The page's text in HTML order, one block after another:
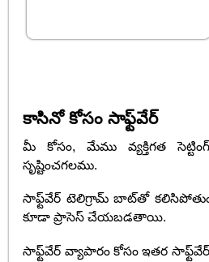
కాసినో కోసం సాఫ్ట్‌వేర్
మీ కోసం, మేము వ్యక్తిగత
సృష్టించగలము.
సాఫ్ట్‌వేర్ టెలిగ్రామ్ బాట్‌తో
కూడా ప్రాసెస్ చేయబడతాయి.
సాఫ్ట్‌వేర్ వ్యాపారం కోసం ఇతర